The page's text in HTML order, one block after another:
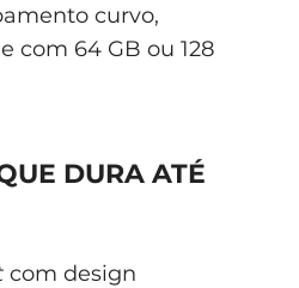
curvo,
com 64 GB ou 128
DURA ATÉ
com design